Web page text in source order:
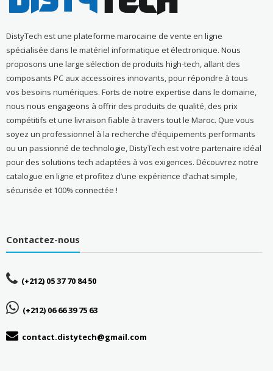
DistyTech est une plateforme marocaine de vente en ligne
spécialisée dans le matériel informatique et électronique. Nous
proposons une large sélection de produits high-tech, allant des
composants PC aux accessoires innovants, pour répondre à tous
vos besoins numériques. Forts de notre expertise dans le domaine,
nous nous engageons à offrir des produits de qualité, des prix
compétitifs et une livraison fiable à travers tout le Maroc. Que vous
soyez un professionnel à la recherche d’équipements performants
ou un passionné de technologie, DistyTech est votre partenaire idéal
pour des solutions tech adaptées à vos exigences. Découvrez notre
catalogue en ligne et profitez d’une expérience d’achat simple,
sécurisée et 100% connectée !
Contactez-nous
(+212) 05 37 70 84 50
(+212) 06 66 39 75 63
contact.distytech@gmail.com